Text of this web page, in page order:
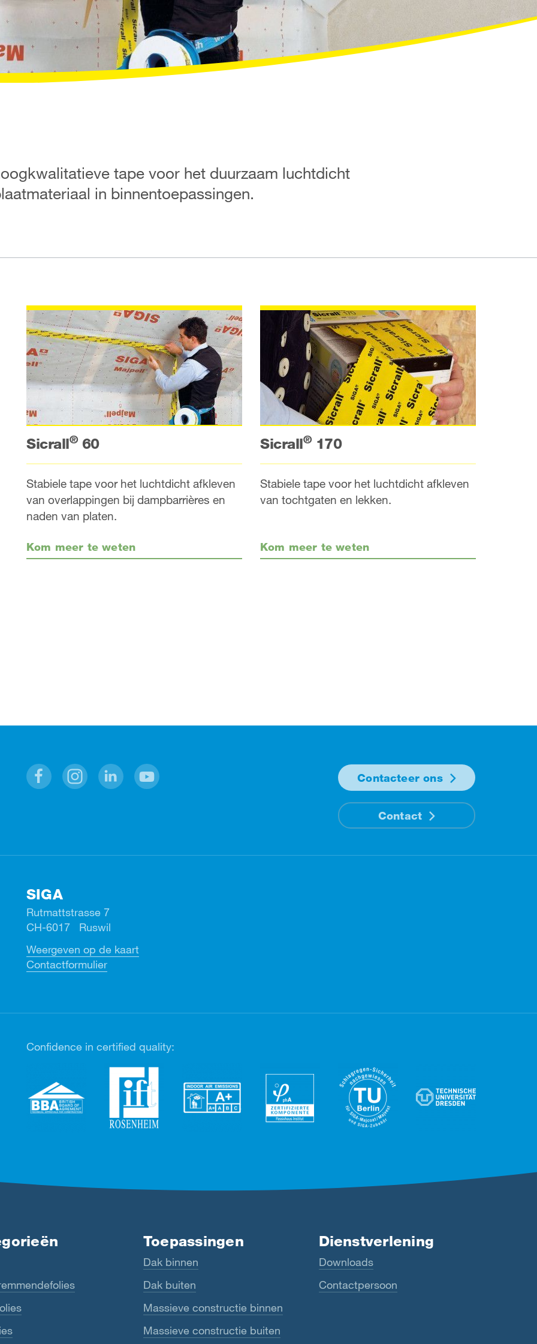
tape voor het duurzaam luchtdicht
in binnentoepassingen.
Sicrall®60
Stabiele tape voor het luchtdicht afkleven
van overlappingen bij dampbarrières en
naden van platen.
Kom meer te weten
Sicrall®170
Stabiele tape voor het luchtdicht afkleven
van tochtgaten en lekken.
Kom meer te weten
Contacteer ons
Contact
SIGA
Rutmattstrasse 7
CH-6017 Ruswil
Weergeven op de kaart
Contactformulier
Confidence in certified quality:
Toepassingen
Dak binnen
Dak buiten
Massieve constructie binnen
Massieve constructie buiten
Dienstverlening
Downloads
Contactpersoon